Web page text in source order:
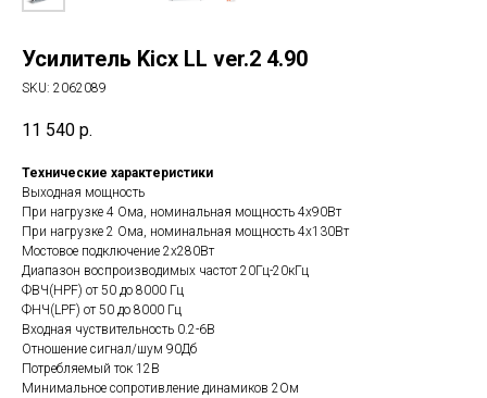
Усилитель Kicx LL ver.2 4.90
SKU: 2062089
11 540 р.
Технические характеристики
Выходная мощность
При нагрузке 4 Ома, номинальная мощность 4х90Вт
При нагрузке 2 Ома, номинальная мощность 4х130Вт
Мостовое подключение 2х280Вт
Диапазон воспроизводимых частот 20Гц-20кГц
ФВЧ(HPF) от 50 до 8000 Гц
ФНЧ(LPF) от 50 до 8000 Гц
Входная чуствительность 0.2-6В
Отношение сигнал/шум 90Дб
Потребляемый ток 12В
Минимальное сопротивление динамиков 2Ом